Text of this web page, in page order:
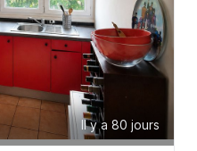
Il y a 80 jours